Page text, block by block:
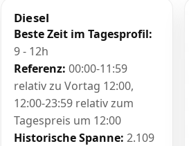
Diesel
Beste Zeit im Tagesprofil:
9 - 12h
Referenz: 00:00-11:59
relativ zu Vortag 12:00,
12:00-23:59 relativ zum
Tagespreis um 12:00
Historische Spanne: 2.109